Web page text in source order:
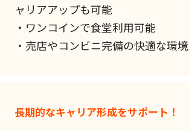
ャリアアップも可能
・ワンコインで食堂利用可能
・売店やコンビニ完備の快適な環境
長期的なキャリア形成をサポート！